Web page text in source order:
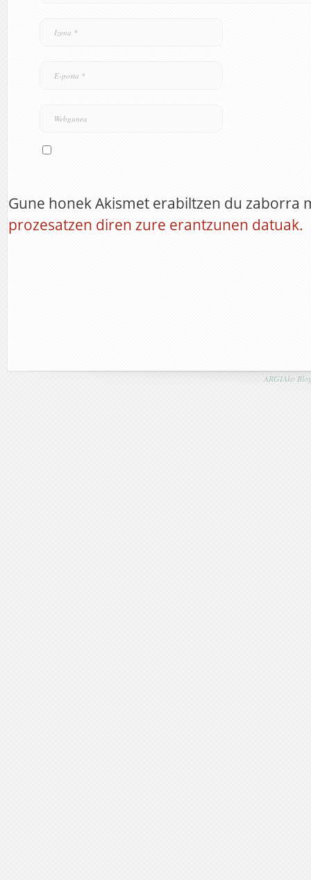
Gune honek Akismet erabiltzen du zaborra
prozesatzen diren zure erantzunen datuak.
ARGIAko